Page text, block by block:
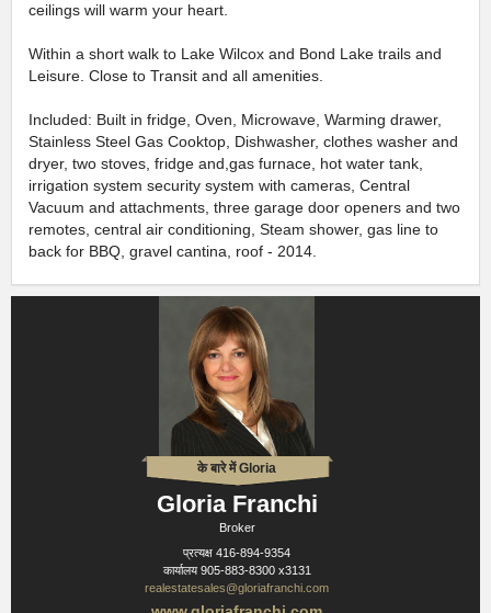
ceilings will warm your heart.
Within a short walk to Lake Wilcox and Bond Lake trails and
Leisure. Close to Transit and all amenities.
Included: Built in fridge, Oven, Microwave, Warming drawer,
Stainless Steel Gas Cooktop, Dishwasher, clothes washer and
dryer, two stoves, fridge and,gas furnace, hot water tank,
irrigation system security system with cameras, Central
Vacuum and attachments, three garage door openers and two
remotes, central air conditioning, Steam shower, gas line to
back for BBQ, gravel cantina, roof - 2014.
के बारे में Gloria
Gloria Franchi
Broker
प्रत्यक्ष 416-894-9354
कार्यालय905-883-8300 x3131
realestatesales@gloriafranchi.com